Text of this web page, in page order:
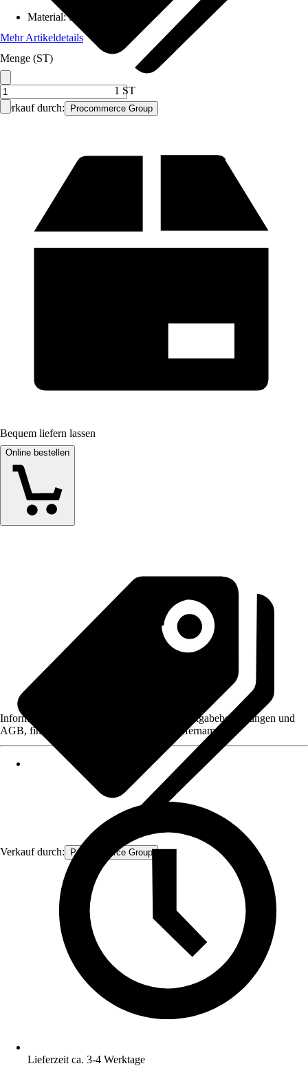
Verkauf durch: Procommerce Group
Material:Stahl
Mehr Artikeldetails
Menge (ST)
1 ST
Bequem liefern lassen
Online bestellen
Verkauf durch: Procommerce Group
Informationen des Verkäufers, wie z. B. Rückgabebedingungen und
AGB, finden Sie bei Klick auf den Verkäufernamen.
Lieferzeit ca. 3-4 Werktage